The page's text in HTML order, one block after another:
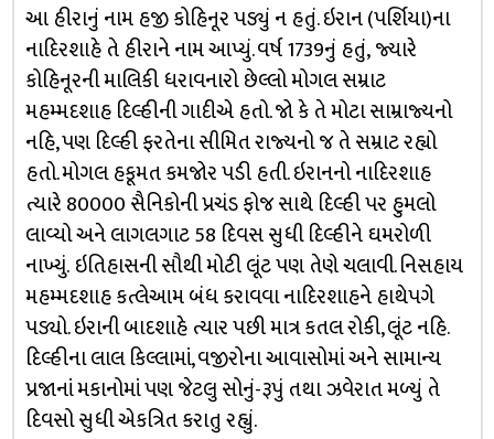
આ હીરાનું નામ હજી કોહિનૂર પડ્યું ન હતું. ઇરાન (પર્શિયા)ના
નાદિરશાહે તે હીરાને નામ આપ્યું. વર્ષ 1739નું હતું, જ્યારે
કોહિનૂરની માલિકી ધરાવનારો છેલ્લો મોગલ સમ્રાટ
મહમ્મદશાહ દિલ્હીની ગાદીએ હતો. જો કે તે મોટા સામ્રાજ્યનો
નહિ, પણ દિલ્હી ફરતેના સીમિત રાજ્યનો જ તે સમ્રાટ રહ્યો
હતો. મોગલ હકૂમત કમજોર પડી હતી. ઇરાનનો નાદિરશાહ
ત્યારે 80000 સૈનિકોની પ્રચંડ ફોજ સાથે દિલ્હી પર હુમલો
લાવ્યો અને લાગલગાટ 58 દિવસ સુધી દિલ્હીને ઘમરોળી
નાખ્યું. ઇતિહાસની સૌથી મોટી લૂંટ પણ તેણે ચલાવી. નિસહાય
મહમ્મદશાહ કત્લેઆમ બંધ કરાવવા નાદિરશાહને હાથેપગે
પડ્યો. ઇરાની બાદશાહે ત્યાર પછી માત્ર કતલ રોકી, લૂંટ નહિ.
દિલ્હીના લાલ કિલ્લામાં, વજીરોના આવાસોમાં અને સામાન્ય
પ્રજાનાં મકાનોમાં પણ જેટલુ સોનું-રૂપું તથા ઝવેરાત મળ્યું તે
દિવસો સુધી એકત્રિત કરાતુ રહ્યું.